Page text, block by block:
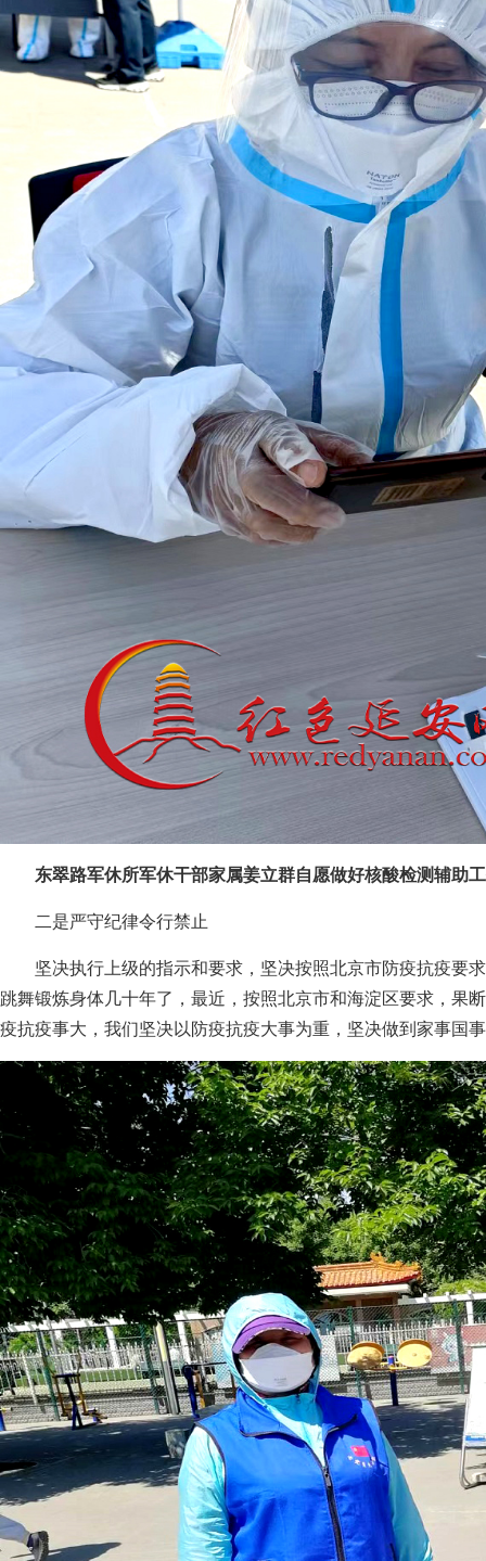
东翠路军休所军休干部家属姜立群自愿做好核酸检测辅助
二是严守纪律令行禁止
坚决执行上级的指示和要求，坚决按照北京市防疫抗疫要
跳舞锻炼身体几十年了，最近，按照北京市和海淀区要求，果
疫抗疫事大，我们坚决以防疫抗疫大事为重，坚决做到家事国